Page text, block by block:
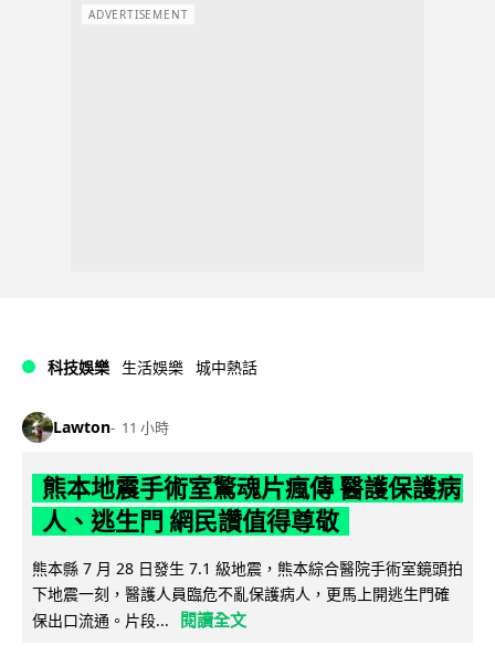
ADVERTISEMENT
科技娛樂 生活娛樂 城中熱話
Lawton 11 小時
熊本地震手術室驚魂片瘋傳 醫護保護病
人、逃生門 網民讚值得尊敬
熊本縣 7 月 28 日發生 7.1 級地震，熊本綜合醫院手術室鏡頭拍
下地震一刻，醫護人員臨危不亂保護病人，更馬上開逃生門確
保出口流通。片段...
閱讀全文